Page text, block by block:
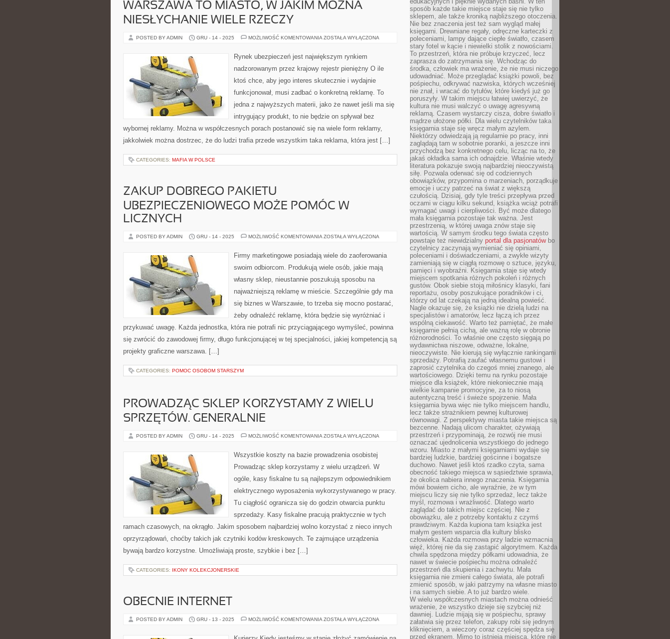
WARSZAWA TO MIASTO, W JAKIM MOŻNA
NIESŁYCHANIE WIELE RZECZY
POSTED BY ADMIN GRU - 14 - 2025 MOŻLIWOŚĆ KOMENTOWANIA WARSZAWA
W
JAKIM
NIESŁYCHANIE
RZECZY
ZOSTAŁA WYŁĄCZONA
Rynek ubezpieczeń jest największym rynkiem
nadzorowanym przez krajowy rejestr pieniężny O ile
ktoś chce, aby jego interes skutecznie i wydajnie
funkcjonował, musi zadbać o konkretną reklamę. To
jedna z najwyższych materii, jako że nawet jeśli ma się
intrygujący produkt, to nie będzie on spływał bez
wybornej reklamy. Można w współczesnych porach postanowić się na wiele form reklamy,
jakkolwiek można dostrzec, że do ludzi trafia przede wszystkim taka reklama, która jest […]
CATEGORIES: MAFIA W POLSCE
ZAKUP DOBREGO PAKIETU
UBEZPIECZENIOWEGO MOŻE POMÓC W
LICZNYCH
POSTED BY ADMIN GRU - 14 - 2025 MOŻLIWOŚĆ KOMENTOWANIA ZAKUP
UBEZPIECZENIOWEGO
MOŻE
W
ZOSTAŁA WYŁĄCZONA
Firmy marketingowe posiadają wiele do zaoferowania
swoim odbiorcom. Produkują wiele osób, jakie mają
własny sklep, nieustannie poszukują sposobu na
najważniejszą reklamę w mieście. Szczególnie gdy ma
się biznes w Warszawie, to trzeba się mocno postarać,
żeby odnaleźć reklamę, która będzie się wyróżniać i
przykuwać uwagę. Każda jednostka, która nie potrafi nic przyciągającego wymyśleć, powinna
się zwrócić do zawodowej firmy, długo funkcjonującej w tej specjalności, jakiej kompetencją są
projekty graficzne warszawa. […]
CATEGORIES: POMOC OSOBOM STARSZYM
PROWADZĄC SKLEP KORZYSTAMY Z WIELU
SPRZĘTÓW. GENERALNIE
POSTED BY ADMIN GRU - 14 - 2025 MOŻLIWOŚĆ KOMENTOWANIA PROWADZĄC
WIELU
GENERALNIE
ZOSTAŁA WYŁĄCZONA
Wszystkie koszty na bazie prowadzenia osobistej
Prowadząc sklep korzystamy z wielu urządzeń. W
ogóle, kasy fiskalne tu są najlepszym odpowiednikiem
elektrycznego wyposażenia wykorzystywanego w pracy.
Tu ciągłość ogranicza się do godzin otwarcia punktu
sprzedaży. Kasy fiskalne pracują praktycznie w tych
ramach czasowych, na okrągło. Jakim sposobem najbardziej wolno korzystać z nieco innych
oprzyrządowań, choćby takich jak czytniki kodów kreskowych. Te zajmujące urządzenia
bywają bardzo korzystne. Umożliwiają proste, szybkie i bez […]
CATEGORIES: IKONY KOLEKCJONERSKIE
OBECNIE INTERNET
POSTED BY ADMIN GRU - 13 - 2025 MOŻLIWOŚĆ KOMENTOWANIA OBECNIE
ZOSTAŁA WYŁĄCZONA
sposób każde takie miejsce staje się nie tylko
sklepem, ale także kroniką najbliższego otoczenia.
Nie bez znaczenia jest też sam wygląd małej
księgarni. Drewniane regały, odręczne karteczki z
poleceniami, lampy dające ciepłe światło, czasem
stary fotel w kącie i niewielki stolik z nowościami.
To przestrzeń, która nie próbuje krzyczeć, lecz
zaprasza do zatrzymania się. Wchodząc do
środka, człowiek ma wrażenie, że nie musi niczego
udowadniać. Może przeglądać książki powoli, bez
pośpiechu, odkrywać nazwiska, których wcześniej
nie znał, i wracać do tytułów, które kiedyś już go
poruszyły. W takim miejscu łatwiej uwierzyć, że
kultura nie musi walczyć o uwagę agresywną
reklamą. Czasem wystarczy cisza, dobre światło i
mądrze ułożone półki. Dla wielu czytelników taka
księgarnia staje się wręcz małym azylem.
Niektórzy odwiedzają ją regularnie po pracy, inni
zaglądają tam w sobotnie poranki, a jeszcze inni
przychodzą bez konkretnego celu, licząc na to, że
jakaś okładka sama ich odnajdzie. Właśnie wtedy
literatura pokazuje swoją najbardziej nieoczywistą
siłę. Pozwala oderwać się od codziennych
obowiązków, przypomina o marzeniach, porządkuje
emocje i uczy patrzeć na świat z większą
czułością. Dzisiaj, gdy tyle treści przepływa przed
oczami w ciągu kilku sekund, książka wciąż potrafi
wymagać uwagi i cierpliwości. Być może dlatego
mała księgarnia pozostaje tak ważna. Jest
przestrzenią, w której uwaga znów staje się
wartością. W samym środku tego świata często
powstaje też niewidzialny portal dla pasjonatówbo
czytelnicy zaczynają wymieniać się opiniami,
poleceniami i doświadczeniami, a zwykłe wizyty
zamieniają się w ciągłą rozmowę o sztuce, języku,
pamięci i wyobraźni. Księgarnia staje się wtedy
miejscem spotkania różnych pokoleń i różnych
gustów. Obok siebie stoją miłośnicy klasyki, fani
reportażu, osoby poszukujące poradników i ci,
którzy od lat czekają na jedną idealną powieść.
Nagle okazuje się, że książki nie dzielą ludzi na
specjalistów i amatorów, lecz łączą ich przez
wspólną ciekawość. Warto też pamiętać, że małe
księgarnie pełnią cichą, ale ważną rolę w obronie
różnorodności. To właśnie one często sięgają po
wydawnictwa niszowe, odważne, lokalne,
nieoczywiste. Nie kierują się wyłącznie rankingami
sprzedaży. Potrafią zaufać własnemu gustowi i
zaprosić czytelnika do czegoś mniej znanego, ale
wartościowego. Dzięki temu na rynku pozostaje
miejsce dla książek, które niekoniecznie mają
wielkie kampanie promocyjne, za to niosą
autentyczną treść i świeże spojrzenie. Mała
księgarnia bywa więc nie tylko miejscem handlu,
lecz także strażnikiem pewnej kulturowej
równowagi. Z perspektywy miasta takie miejsca są
bezcenne. Nadają ulicom charakter, ożywiają
przestrzeń i przypominają, że rozwój nie musi
oznaczać ujednolicenia wszystkiego do jednego
wzoru. Miasto z małymi księgarniami wydaje się
bardziej ludzkie, bardziej gościnne i bogatsze
duchowo. Nawet jeśli ktoś rzadko czyta, sama
obecność takiego miejsca w sąsiedztwie sprawia,
że okolica nabiera innego znaczenia. Księgarnia
mówi bowiem cicho, ale wyraźnie, że w tym
miejscu liczy się nie tylko sprzedaż, lecz także
myśl, rozmowa i wrażliwość. Dlatego warto
zaglądać do takich miejsc częściej. Nie z
obowiązku, ale z potrzeby kontaktu z czymś
prawdziwym. Każda kupiona tam książka jest
małym gestem wsparcia dla kultury blisko
człowieka. Każda rozmowa przy ladzie wzmacnia
więź, której nie da się zastąpić algorytmem. Każda
chwila spędzona między półkami udowadnia, że
nawet w świecie pośpiechu można odnaleźć
przestrzeń dla skupienia i zachwytu. Mała
księgarnia nie zmieni całego świata, ale potrafi
zmienić sposób, w jaki patrzymy na własne miasto
i na samych siebie. A to już bardzo wiele.
W wielu współczesnych miastach można odnieść
wrażenie, że wszystko dzieje się szybciej niż
dawniej. Ludzie mijają się w pośpiechu, sprawy
załatwia się przez telefon, zakupy robi się jednym
kliknięciem, a wieczory coraz częściej spędza się
przed ekranem. Mimo to istnieją miejsca, które nie